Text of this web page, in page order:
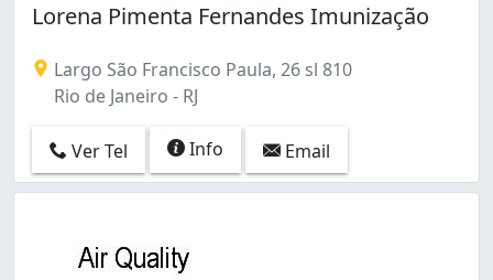
Lorena Pimenta Fernandes Imunização
Largo São Francisco Paula, 26 sl 810
Rio de Janeiro - RJ
Ver Tel Info Email